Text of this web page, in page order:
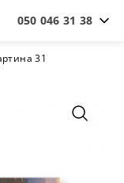
050 046 31 38
31